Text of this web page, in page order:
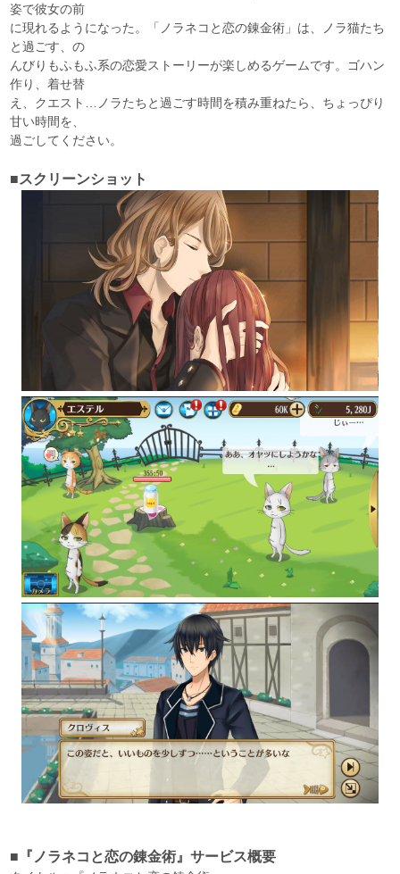
姿で彼女の前
に現れるようになった。「ノラネコと恋の錬金術」は、ノラ猫たち
と過ごす、の
んびりもふもふ系の恋愛ストーリーが楽しめるゲームです。ゴハン
作り、着せ替
え、クエスト…ノラたちと過ごす時間を積み重ねたら、ちょっぴり
甘い時間を、
過ごしてください。
■スクリーンショット
■『ノラネコと恋の錬金術』サービス概要